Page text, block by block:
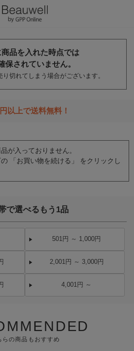
商品を入れた時点では
保されていません。
切れてしまう場合がございます。
以上で送料無料！
が入っておりません。
「お買い物を続ける」 をクリックし
で選べるもう1品
501円 ～ 1,000円
2,001円 ～ 3,000円
4,001円 ～
らの商品もおすすめ